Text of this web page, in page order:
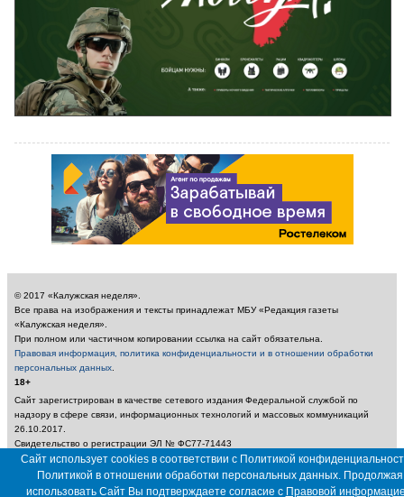
© 2017 «Калужская неделя».
Все права на изображения и тексты принадлежат МБУ «Редакция газеты
«Калужская неделя».
При полном или частичном копировании ссылка на сайт обязательна.
Правовая информация, политика конфиденциальности и в отношении обработки
персональных данных
18+
Сайт зарегистрирован в качестве сетевого издания Федеральной службой по
надзору в сфере связи, информационных технологий и массовых коммуникаций
26.10.2017.
Свидетельство о регистрации ЭЛ № ФС77-71443
Учредитель: Муниципальное бюджетное учреждение «Редакция газеты «Калужская
неделя»
Главный редактор: Амбарцумян А. Ю. / Электронный адрес редакции:
Сайт использует cookies в соответствии с Политикой
Политикой в отношении обработки персональных данных. Продолжая
использовать Сайт Вы подтверждаете согласие с Правовой